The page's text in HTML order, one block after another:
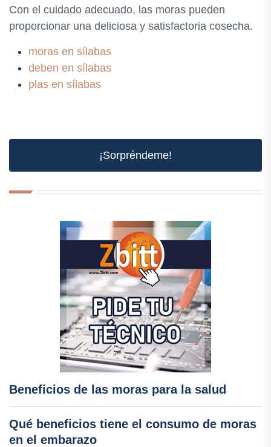
Con el cuidado adecuado, las moras pueden
proporcionar una deliciosa y satisfactoria cosecha.
moras en sílabas
deben en sílabas
plas en sílabas
¡Sorpréndeme!
Beneficios de las moras para la salud
Qué beneficios tiene el consumo de moras
en el embarazo